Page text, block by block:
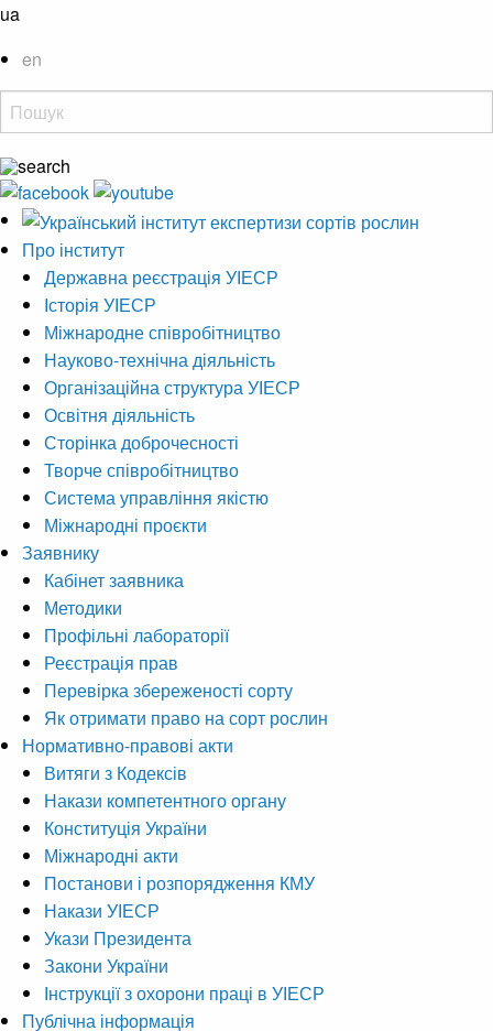
ua
en
Про інститут
Державна реєстрація УІЕСР
Історія УІЕСР
Міжнародне співробітництво
Науково-технічна діяльність
Організаційна структура УІЕСР
Освітня діяльність
Сторінка доброчесності
Творче співробітництво
Система управління якістю
Міжнародні проєкти
Заявнику
Кабінет заявника
Методики
Профільні лабораторії
Реєстрація прав
Перевірка збереженості сорту
Як отримати право на сорт рослин
Нормативно-правові акти
Витяги з Кодексів
Накази компетентного органу
Конституція України
Міжнародні акти
Постанови і розпорядження КМУ
Накази УІЕСР
Укази Президента
Закони України
Інструкції з охорони праці в УІЕСР
Публічна інформація